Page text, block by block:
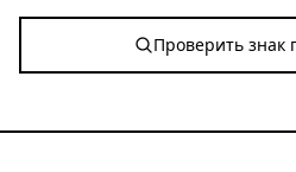
Проверить знак